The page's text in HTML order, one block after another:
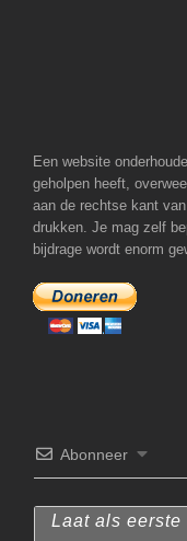
Een website
geholpen heeft,
aan de rechtse kant
drukken. Je mag zelf
bijdrage wordt enorm
Abonneer